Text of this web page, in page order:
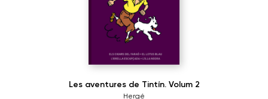
Les aventures de Tintín. Volum 2
Hergé